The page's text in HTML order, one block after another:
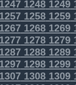
12481249
12581259
12681269
12781279
12881289
12981299
13081309